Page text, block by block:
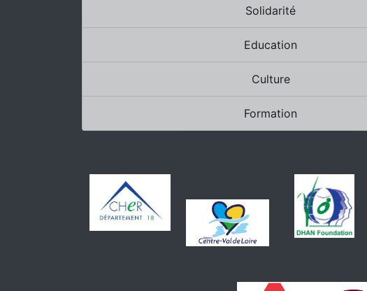
Solidarité
Education
Culture
Formation